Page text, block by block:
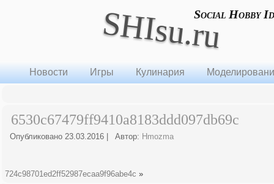
SHIsu.ruSocial Hobby
Новости Игры Кулинария
6530c67479ff9410a8183ddd097db69c
Опубликовано 23.03.2016 Автор: Hmozma
724c98701ed2ff52987ecaa9f96abe4c »